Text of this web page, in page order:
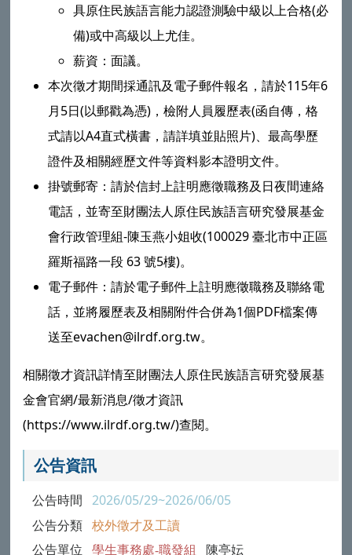
具原住民族語言能力認證測驗中級以上合格(必
備)或中高級以上尤佳。
薪資：面議。
本次徵才期間採通訊及電子郵件報名，請於115年6
月5日(以郵戳為憑)，檢附人員履歷表(函自傳，格
式請以A4直式橫書，請詳填並貼照片)、最高學歷
證件及相關經歷文件等資料影本證明文件。
掛號郵寄：請於信封上註明應徵職務及日夜間連絡
電話，並寄至財團法人原住民族語言研究發展基金
會行政管理組-陳玉燕小姐收(100029 臺北市中正區
羅斯福路一段 63 號5樓)。
電子郵件：請於電子郵件上註明應徵職務及聯絡電
話，並將履歷表及相關附件合併為1個PDF檔案傳
送至evachen@ilrdf.org.tw。
相關徵才資訊詳情至財團法人原住民族語言研究發展基
金會官網/最新消息/徵才資訊
(https://www.ilrdf.org.tw/)查閱。
公告資訊
公告時間 2026/05/29~2026/06/05
公告分類 校外徵才及工讀
公告單位 學生事務處-職發組 陳亭妘